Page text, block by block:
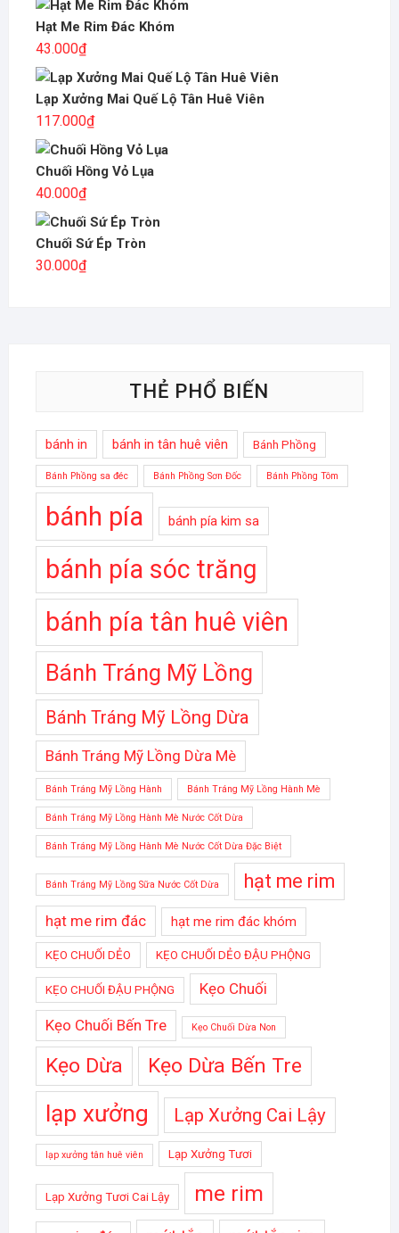
Hạt Me Rim Đác Khóm
43.000₫
Lạp Xưởng Mai Quế Lộ Tân Huê Viên
117.000₫
Chuối Hồng Vỏ Lụa
40.000₫
Chuối Sứ Ép Tròn
30.000₫
THẺ PHỔ BIẾN
bánh in bánh in tân huê viên Bánh Phồng
Bánh Phồng sa đéc Bánh Phồng Sơn Đốc Bánh Phồng Tôm
bánh pía bánh pía kim sa
bánh pía sóc trăng
bánh pía tân huê viên
Bánh Tráng Mỹ Lồng
Bánh Tráng Mỹ Lồng Dừa
Bánh Tráng Mỹ Lồng Dừa Mè
Bánh Tráng Mỹ Lồng Hành Bánh Tráng Mỹ Lồng Hành Mè
Bánh Tráng Mỹ Lồng Hành Mè Nước Cốt Dừa
Bánh Tráng Mỹ Lồng Hành Mè Nước Cốt Dừa Đặc Biệt
Bánh Tráng Mỹ Lồng Sữa Nước Cốt Dừa hạt me rim
hạt me rim đác hạt me rim đác khóm
KẸO CHUỐI DẺO KẸO CHUỐI DẺO ĐẬU PHỘNG
KẸO CHUỐI ĐẬU PHỘNG Kẹo Chuối
Kẹo Chuối Bến Tre Kẹo Chuối Dừa Non
Kẹo Dừa Kẹo Dừa Bến Tre
lạp xưởng Lạp Xưởng Cai Lậy
lạp xưởng tân huê viên Lạp Xưởng Tươi
Lạp Xưởng Tươi Cai Lậy me rim